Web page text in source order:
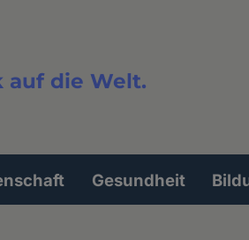
auf die Welt.
Gesundheit